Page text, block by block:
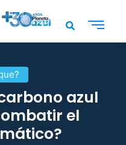
azul
el